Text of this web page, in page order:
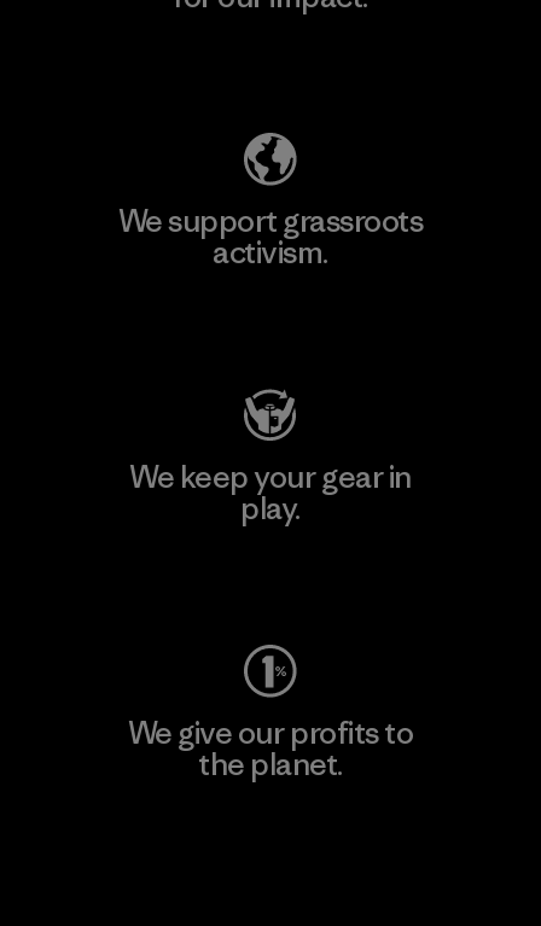
We support grassroots
activism.
We keep your gear in
play.
We give our profits to
the planet.